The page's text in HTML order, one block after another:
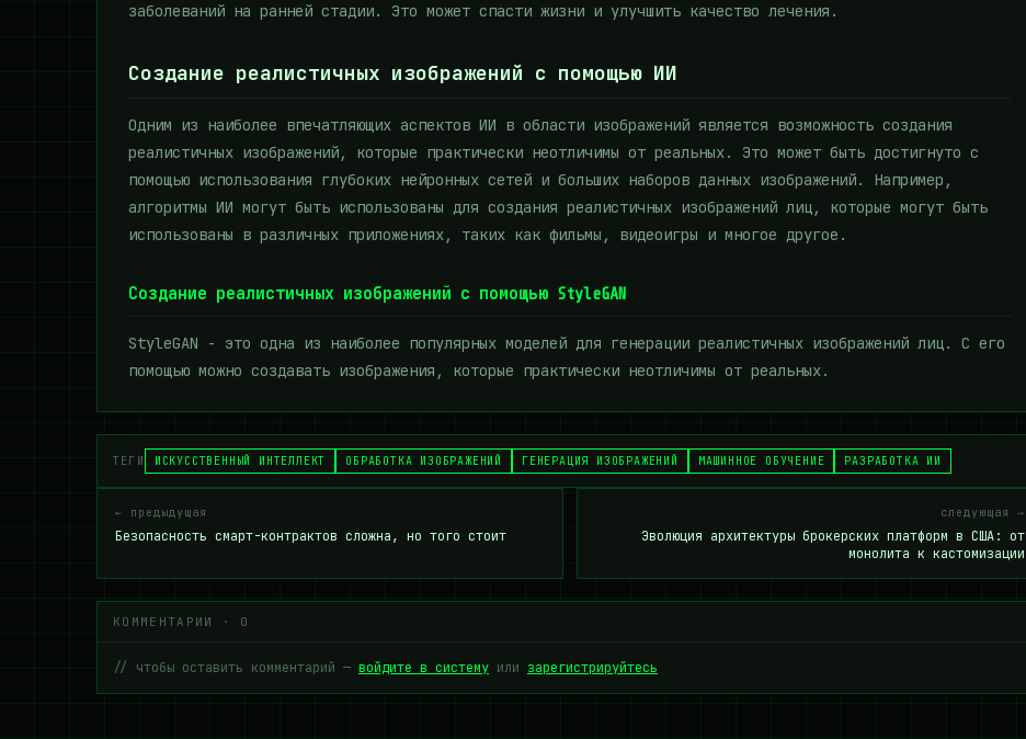
заболеваний на ранней стадии. Это может спасти жизни и улучшить качество лечения.
Создание реалистичных изображений с помощью ИИ
Одним из наиболее впечатляющих аспектов ИИ в области изображений является возможность создания
реалистичных изображений, которые практически неотличимы от реальных. Это может быть достигнуто с
помощью использования глубоких нейронных сетей и больших наборов данных изображений. Например,
алгоритмы ИИ могут быть использованы для создания реалистичных изображений лиц, которые могут быть
использованы в различных приложениях, таких как фильмы, видеоигры и многое другое.
Создание реалистичных изображений с помощью StyleGAN
StyleGAN - это одна из наиболее популярных моделей для генерации реалистичных изображений лиц. С его
помощью можно создавать изображения, которые практически неотличимы от реальных.
ТЕГИ ИСКУССТВЕННЫЙ ИНТЕЛЛЕКТ ОБРАБОТКА ИЗОБРАЖЕНИЙ ГЕНЕРАЦИЯ ИЗОБРАЖЕНИЙ МАШИННОЕ ОБУЧЕНИЕ РАЗРАБОТКА ИИ
← предыдущая
Безопасность смарт-контрактов сложна, но того стоит
следующая →
Эволюция архитектуры брокерских платформ в США: от
монолита к кастомизации
КОММЕНТАРИИ · 0
// чтобы оставить комментарий — войдите в систему или зарегистрируйтесь